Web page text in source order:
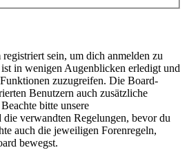
sein, um dich anmelden zu
in wenigen Augenblicken erledigt und
zuzugreifen. Die Board-
Benutzern auch zusätzliche
bitte unsere
verwandten Regelungen, bevor du
auch die jeweiligen Forenregeln,
bewegst.